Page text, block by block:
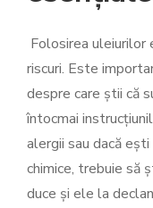
Folosirea
riscuri. Este
despre care știi că
întocmai
alergii sau dacă
chimice, trebuie să
duce și ele la